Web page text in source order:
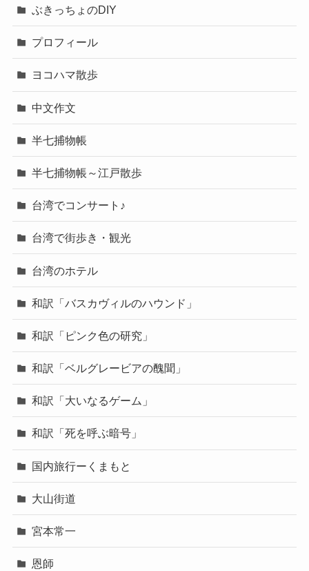
ぶきっちょのDIY
プロフィール
ヨコハマ散歩
中文作文
半七捕物帳
半七捕物帳～江戸散歩
台湾でコンサート♪
台湾で街歩き・観光
台湾のホテル
和訳「バスカヴィルのハウンド」
和訳「ピンク色の研究」
和訳「ベルグレービアの醜聞」
和訳「大いなるゲーム」
和訳「死を呼ぶ暗号」
国内旅行ーくまもと
大山街道
宮本常一
恩師